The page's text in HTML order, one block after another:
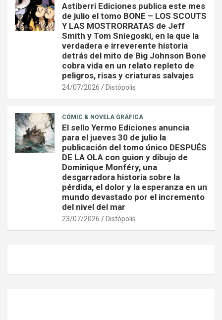
Astiberri Ediciones publica este mes
de julio el tomo BONE – LOS SCOUTS
Y LAS MOSTRORRATAS de Jeff
Smith y Tom Sniegoski, en la que la
verdadera e irreverente historia
detrás del mito de Big Johnson Bone
cobra vida en un relato repleto de
peligros, risas y criaturas salvajes
24/07/2026 Distópolis
CÓMIC & NOVELA GRÁFICA
El sello Yermo Ediciones anuncia
para el jueves 30 de julio la
publicación del tomo único DESPUÉS
DE LA OLA con guion y dibujo de
Dominique Monféry, una
desgarradora historia sobre la
pérdida, el dolor y la esperanza en un
mundo devastado por el incremento
del nivel del mar
23/07/2026 Distópolis